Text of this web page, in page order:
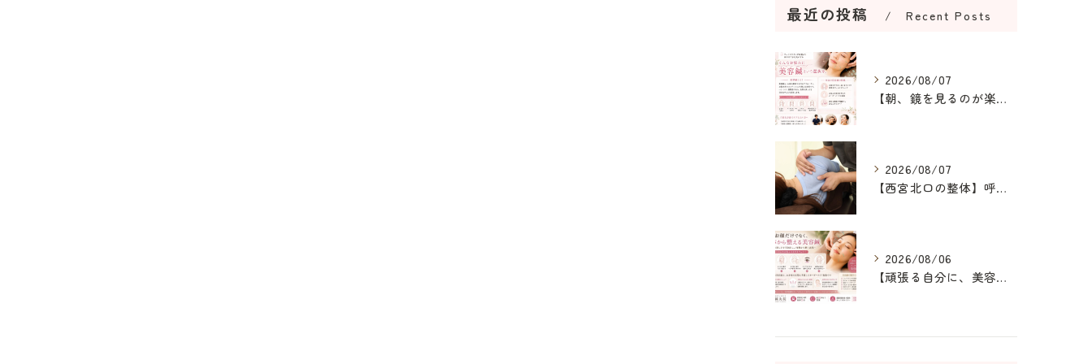
最近の投稿 Recent Posts
2026/08/07
【朝、鏡を見るのが楽しみになる美容鍼】
2026/08/07
【西宮北口の整体】呼吸が浅い原因を整え、深呼吸できる身体へ
2026/08/06
【頑張る自分に、美容鍼というご褒美を】